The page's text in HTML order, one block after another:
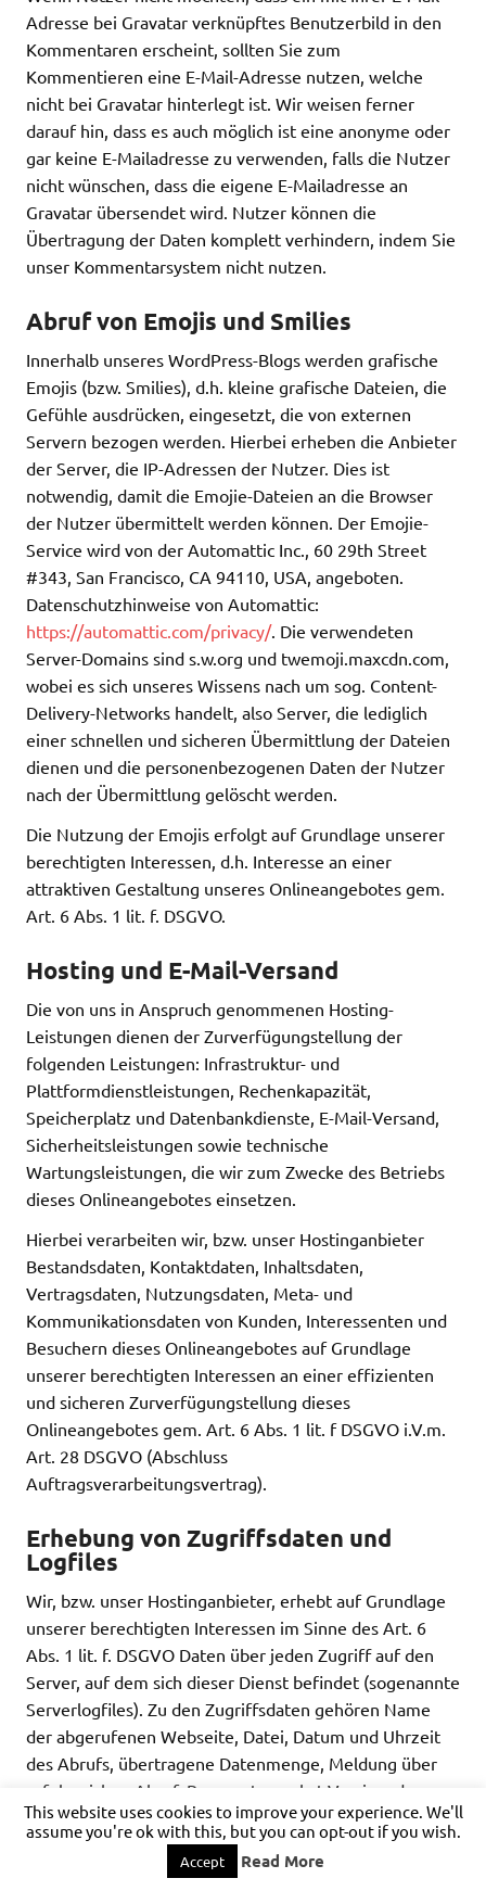
Adresse bei Gravatar verknüpftes Benutzerbild in den
Kommentaren erscheint, sollten Sie zum
Kommentieren eine E-Mail-Adresse nutzen, welche
nicht bei Gravatar hinterlegt ist. Wir weisen ferner
darauf hin, dass es auch möglich ist eine anonyme oder
gar keine E-Mailadresse zu verwenden, falls die Nutzer
nicht wünschen, dass die eigene E-Mailadresse an
Gravatar übersendet wird. Nutzer können die
Übertragung der Daten komplett verhindern, indem Sie
unser Kommentarsystem nicht nutzen.
Abruf von Emojis und Smilies
Innerhalb unseres WordPress-Blogs werden grafische
Emojis (bzw. Smilies), d.h. kleine grafische Dateien, die
Gefühle ausdrücken, eingesetzt, die von externen
Servern bezogen werden. Hierbei erheben die Anbieter
der Server, die IP-Adressen der Nutzer. Dies ist
notwendig, damit die Emojie-Dateien an die Browser
der Nutzer übermittelt werden können. Der Emojie-
Service wird von der Automattic Inc., 60 29th Street
#343, San Francisco, CA 94110, USA, angeboten.
Datenschutzhinweise von Automattic:
https://automattic.com/privacy/. Die verwendeten
Server-Domains sind s.w.org und twemoji.maxcdn.com,
wobei es sich unseres Wissens nach um sog. Content-
Delivery-Networks handelt, also Server, die lediglich
einer schnellen und sicheren Übermittlung der Dateien
dienen und die personenbezogenen Daten der Nutzer
nach der Übermittlung gelöscht werden.
Die Nutzung der Emojis erfolgt auf Grundlage unserer
berechtigten Interessen, d.h. Interesse an einer
attraktiven Gestaltung unseres Onlineangebotes gem.
Art. 6 Abs. 1 lit. f. DSGVO.
Hosting und E-Mail-Versand
Die von uns in Anspruch genommenen Hosting-
Leistungen dienen der Zurverfügungstellung der
folgenden Leistungen: Infrastruktur- und
Plattformdienstleistungen, Rechenkapazität,
Speicherplatz und Datenbankdienste, E-Mail-Versand,
Sicherheitsleistungen sowie technische
Wartungsleistungen, die wir zum Zwecke des Betriebs
dieses Onlineangebotes einsetzen.
Hierbei verarbeiten wir, bzw. unser Hostinganbieter
Bestandsdaten, Kontaktdaten, Inhaltsdaten,
Vertragsdaten, Nutzungsdaten, Meta- und
Kommunikationsdaten von Kunden, Interessenten und
Besuchern dieses Onlineangebotes auf Grundlage
unserer berechtigten Interessen an einer effizienten
und sicheren Zurverfügungstellung dieses
Onlineangebotes gem. Art. 6 Abs. 1 lit. f DSGVO i.V.m.
Art. 28 DSGVO (Abschluss
Auftragsverarbeitungsvertrag).
Erhebung von Zugriffsdaten und
Logfiles
Wir, bzw. unser Hostinganbieter, erhebt auf Grundlage
unserer berechtigten Interessen im Sinne des Art. 6
Abs. 1 lit. f. DSGVO Daten über jeden Zugriff auf den
Server, auf dem sich dieser Dienst befindet (sogenannte
Serverlogfiles). Zu den Zugriffsdaten gehören Name
der abgerufenen Webseite, Datei, Datum und Uhrzeit
des Abrufs, übertragene Datenmenge, Meldung über
erfolgreichen Abruf, Browsertyp nebst Version, das
Betriebssystem des Nutzers, Referrer URL (die zuvor
besuchte Seite), IP-Adresse und der anfragende
This website uses cookies to improve your experience. We'll
assume you're ok with this, but you can opt-out if you wish.
Accept Read More